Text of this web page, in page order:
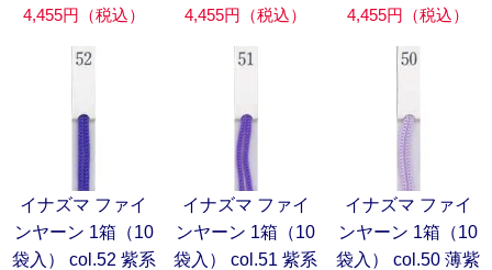
4,455円（税込）
4,455円（税込）
4,455円（税込）
イナズマ ファイ
ンヤーン 1箱（10
袋入） col.52 紫系
イナズマ ファイ
ンヤーン 1箱（10
袋入） col.51 紫系
イナズマ ファイ
ンヤーン 1箱（10
袋入） col.50 薄紫